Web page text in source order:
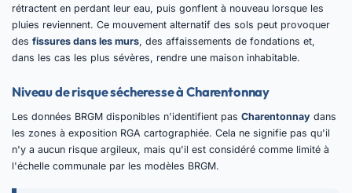
rétractent en perdant leur eau, puis gonflent à nouveau lorsque les
pluies reviennent. Ce mouvement alternatif des sols peut provoquer
des fissures dans les murs, des affaissements de fondations et,
dans les cas les plus sévères, rendre une maison inhabitable.
Niveau de risque sécheresse à Charentonnay
Les données BRGM disponibles n'identifient pas Charentonnay dans
les zones à exposition RGA cartographiée. Cela ne signifie pas qu'il
n'y a aucun risque argileux, mais qu'il est considéré comme limité à
l'échelle communale par les modèles BRGM.